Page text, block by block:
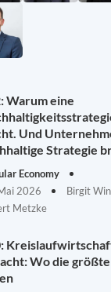
Warum eine
Und
Strategie
Economy
2026
Birgit
Metzke
Wo die